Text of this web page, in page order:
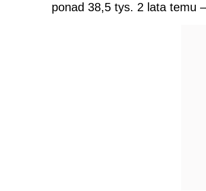
ponad 38,5 tys. 2 lata temu